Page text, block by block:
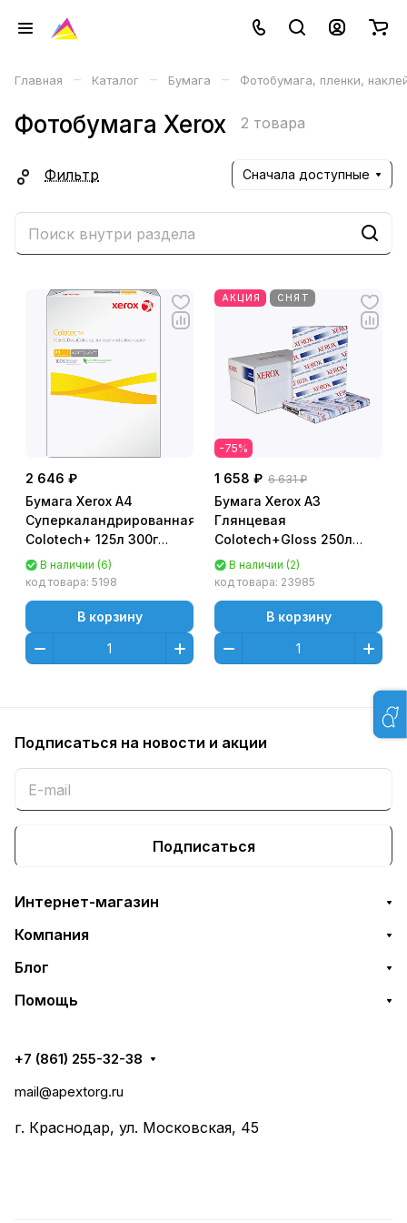
Главная – Каталог – Бумага – Фотобумага, пленки,
Фотобумага Xerox 2 товара
Фильтр Сначала доступные
2 646 ₽
Бумага Xerox A4
Суперкаландрированная
Colotech+ 125л 300г
универс. [003R97983]
грузиться кратно 6
В наличии (6)
код товара: 5198
В корзину
АКЦИЯ СНЯТ
-75%
1 658 ₽ 6 631 ₽
Бумага Xerox A3
Глянцевая
Colotech+Gloss 250л
250г (двухсторонняя)
для лаз. печати
В наличии (2)
код товара: 23985
В корзину
Подписаться на новости и акции
Подписаться
Интернет-магазин
Компания
Блог
Помощь
+7 (861) 255-32-38
mail@apextorg.ru
г. Краснодар, ул. Московская, 45